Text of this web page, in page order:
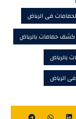
فى الرياض
حمامات بالرياض
بالرياض
الرياض